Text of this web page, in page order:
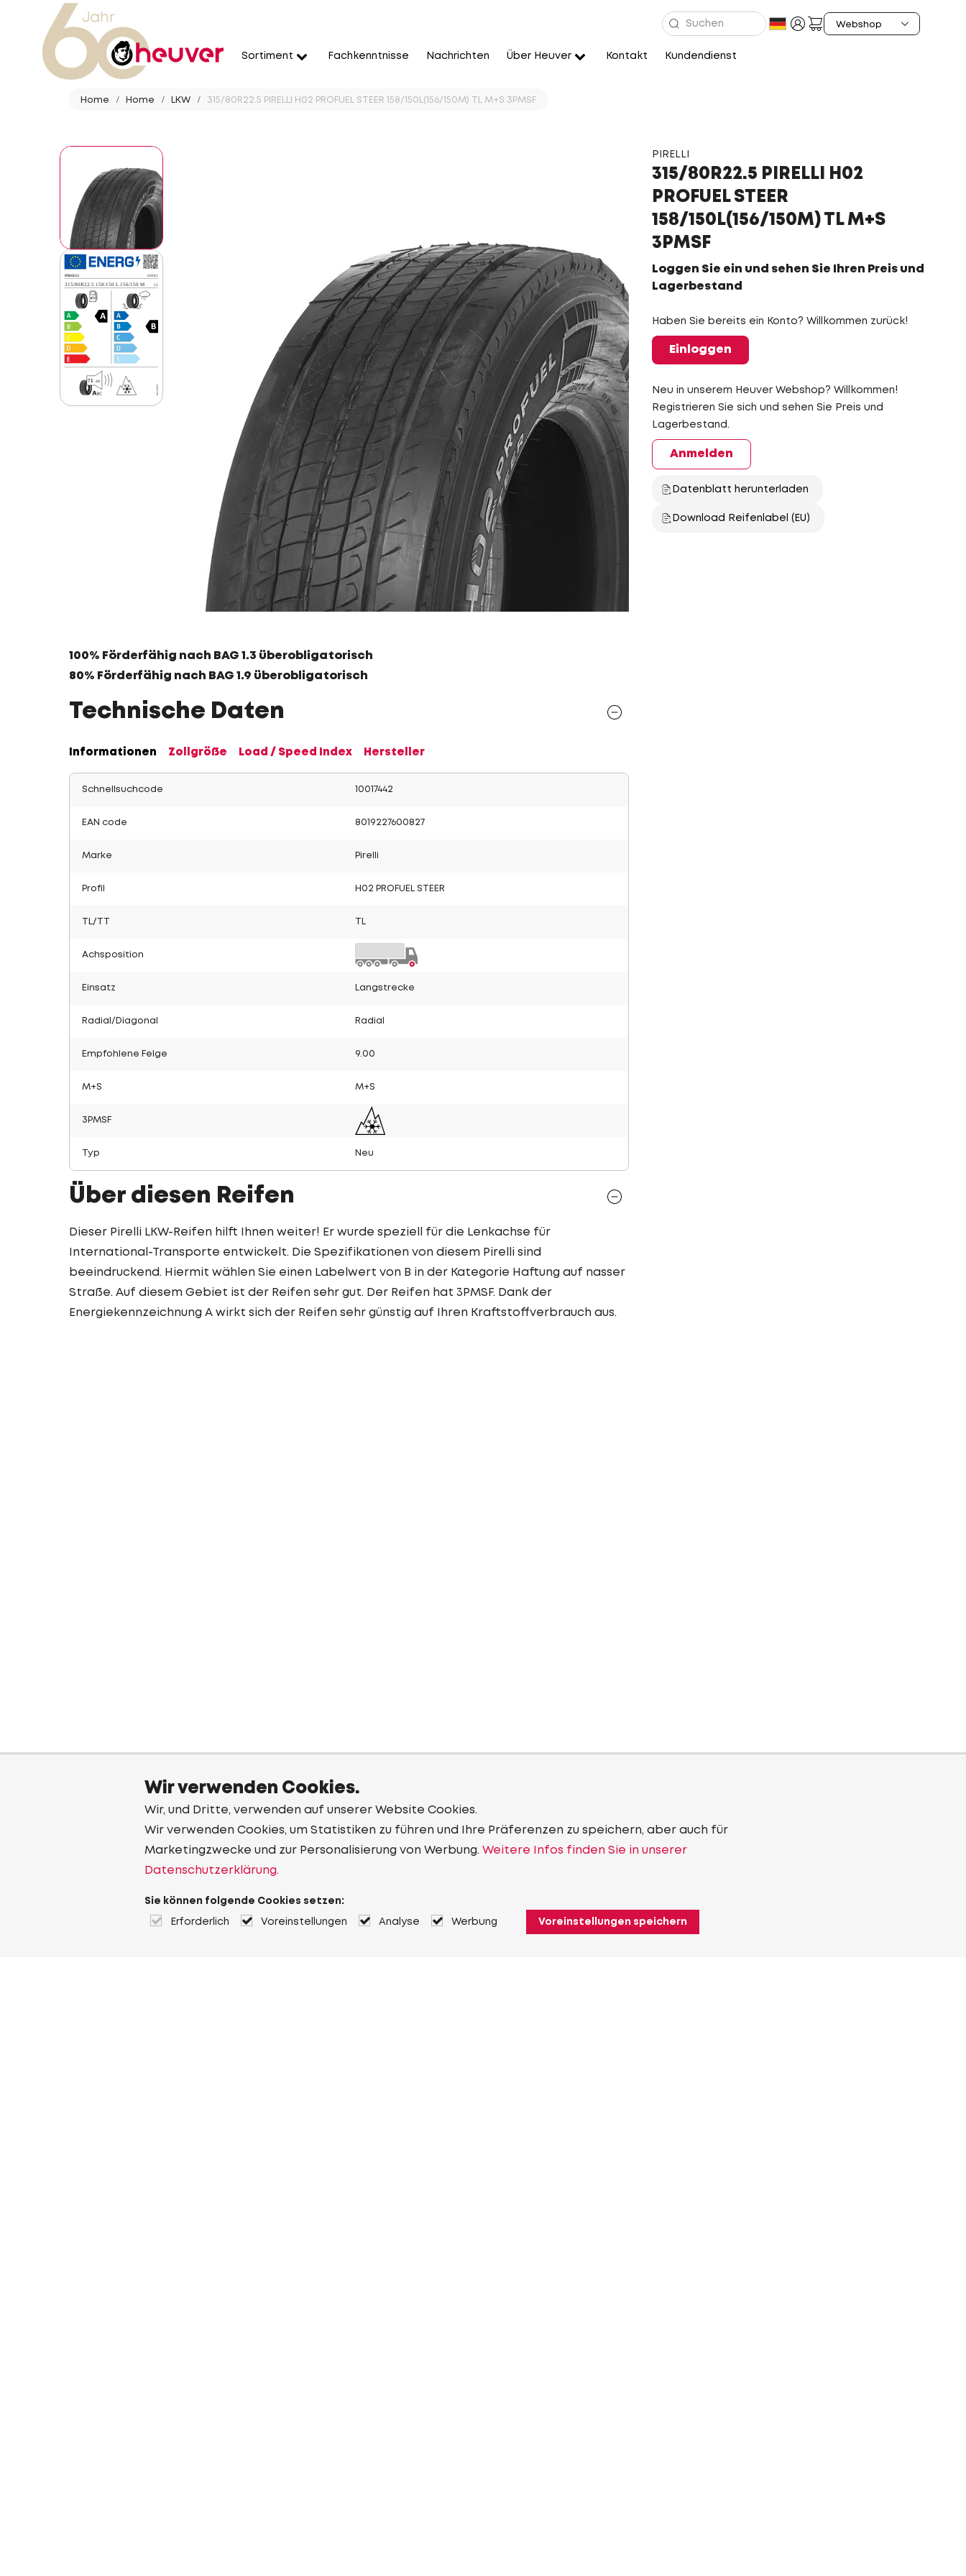
Sortiment Fachkenntnisse Nachrichten Über Heuver Kontakt Kundendienst
Home Home LKW 315/80R22.5 PIRELLI H02 PROFUEL STEER 158/150L(156/150M) TL M+S 3PMSF
PIRELLI
315/80R22.5 PIRELLI H02
PROFUEL STEER
158/150L(156/150M) TL M+S
3PMSF
Loggen Sie ein und sehen Sie Ihren Preis und
Lagerbestand
Haben Sie bereits ein Konto? Willkommen zurück!
Einloggen
Neu in unserem Heuver Webshop? Willkommen!
Registrieren Sie sich und sehen Sie Preis und
Lagerbestand.
Anmelden
Datenblatt herunterladen
Download Reifenlabel (EU)
100% Förderfähig nach BAG 1.3 überobligatorisch
80% Förderfähig nach BAG 1.9 überobligatorisch
Technische Daten
Informationen Zollgröße Load / Speed Index Hersteller
Schnellsuchcode 10017442
EAN code 8019227600827
Marke Pirelli
Profil H02 PROFUEL STEER
TL/TT
Achsposition
Einsatz Langstrecke
Radial/Diagonal Radial
Empfohlene Felge 9.00
M+S M+S
3PMSF
Typ Neu
Über diesen Reifen
Dieser Pirelli LKW-Reifen hilft Ihnen weiter! Er wurde speziell für die Lenkachse für
International-Transporte entwickelt. Die Spezifikationen von diesem Pirelli sind
beeindruckend. Hiermit wählen Sie einen Labelwert von B in der Kategorie Haftung auf nasser
Straße. Auf diesem Gebiet ist der Reifen sehr gut. Der Reifen hat 3PMSF. Dank der
Energiekennzeichnung A wirkt sich der Reifen sehr günstig auf Ihren Kraftstoffverbrauch aus.
Wir verwenden Cookies.
Wir, und Dritte, verwenden auf unserer Website Cookies.
Wir verwenden Cookies, um Statistiken zu führen und Ihre Präferenzen zu speichern, aber auch für
Marketingzwecke und zur Personalisierung von Werbung. Weitere Infos finden Sie in unserer
Datenschutzerklärung.
Sie können folgende Cookies setzen:
Erforderlich Voreinstellungen Analyse Werbung Voreinstellungen speichern